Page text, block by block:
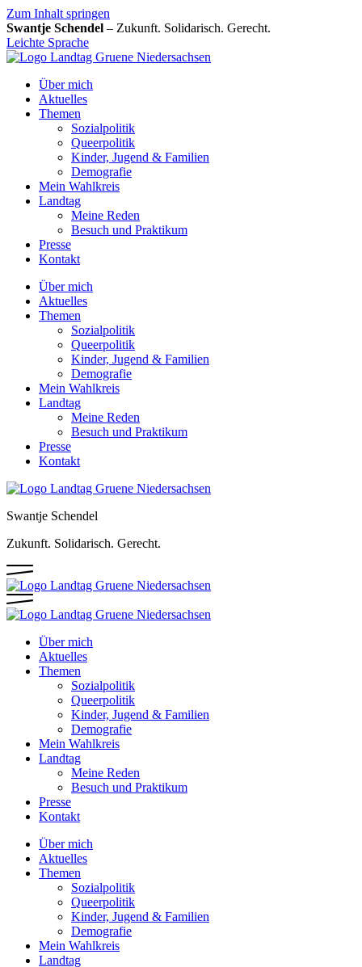
Zum Inhalt springen
Swantje Schendel – Zukunft. Solidarisch. Gerecht.
Leichte Sprache
Über mich
Aktuelles
Themen
Sozialpolitik
Queerpolitik
Kinder, Jugend & Familien
Demografie
Mein Wahlkreis
Landtag
Meine Reden
Besuch und Praktikum
Presse
Kontakt
Über mich
Aktuelles
Themen
Sozialpolitik
Queerpolitik
Kinder, Jugend & Familien
Demografie
Mein Wahlkreis
Landtag
Meine Reden
Besuch und Praktikum
Presse
Kontakt
Swantje Schendel
Zukunft. Solidarisch. Gerecht.
Über mich
Aktuelles
Themen
Sozialpolitik
Queerpolitik
Kinder, Jugend & Familien
Demografie
Mein Wahlkreis
Landtag
Meine Reden
Besuch und Praktikum
Presse
Kontakt
Über mich
Aktuelles
Themen
Sozialpolitik
Queerpolitik
Kinder, Jugend & Familien
Demografie
Mein Wahlkreis
Landtag